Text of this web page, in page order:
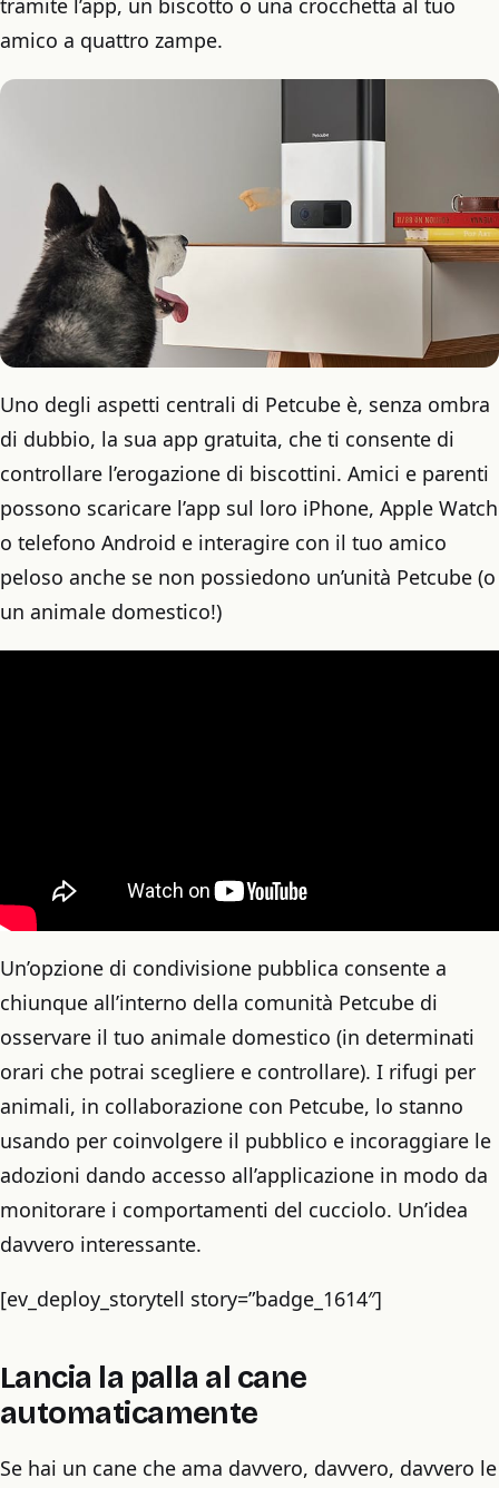
tramite l’app, un biscotto o una crocchetta al tuo
amico a quattro zampe.
Uno degli aspetti centrali di Petcube è, senza ombra
di dubbio, la sua app gratuita, che ti consente di
controllare l’erogazione di biscottini. Amici e parenti
possono scaricare l’app sul loro iPhone, Apple Watch
o telefono Android e interagire con il tuo amico
peloso anche se non possiedono un’unità Petcube (o
un animale domestico!)
Un’opzione di condivisione pubblica consente a
chiunque all’interno della comunità Petcube di
osservare il tuo animale domestico (in determinati
orari che potrai scegliere e controllare). I rifugi per
animali, in collaborazione con Petcube, lo stanno
usando per coinvolgere il pubblico e incoraggiare le
adozioni dando accesso all’applicazione in modo da
monitorare i comportamenti del cucciolo. Un’idea
davvero interessante.
[ev_deploy_storytell story=”badge_1614″]
Lancia la palla al cane
automaticamente
Se hai un cane che ama davvero, davvero, davvero le